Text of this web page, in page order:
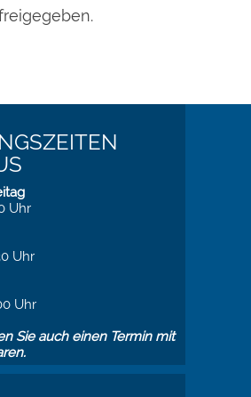
Uhr
Uhr
Uhr
Sie auch einen Termin mit